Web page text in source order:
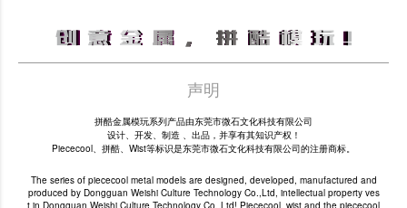
声明
拼酷金属模玩系列产品由东莞市微石文化科技有限公司
设计、开发、制造 、出品，并享有其知识产权！
Piececool、拼酷、Wist等标识是东莞市微石文化科技有限公司的注册商标。
The series of piececool metal models are designed, developed, manufactured and
produced by Dongguan Weishi Culture Technology Co.,Ltd, intellectual property ves
t in Dongguan Weishi Culture Technology Co.,Ltd! Piececool, wist and the piececool